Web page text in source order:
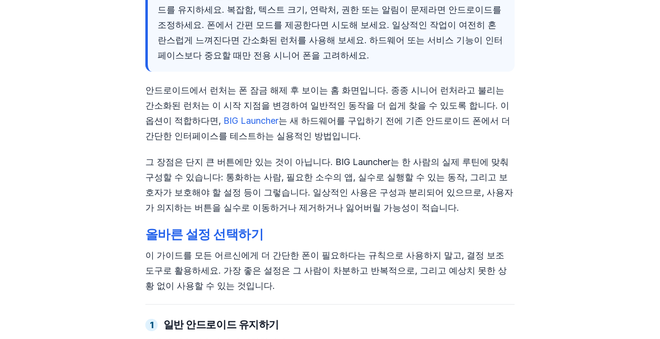
드를 유지하세요. 복잡함, 텍스트 크기, 연락처, 권한 또는 알림이 문제라면 안드로이드를
조정하세요. 폰에서 간편 모드를 제공한다면 시도해 보세요. 일상적인 작업이 여전히 혼
란스럽게 느껴진다면 간소화된 런처를 사용해 보세요. 하드웨어 또는 서비스 기능이 인터
페이스보다 중요할 때만 전용 시니어 폰을 고려하세요.
안드로이드에서 런처는 폰 잠금 해제 후 보이는 홈 화면입니다. 종종 시니어 런처라고 불리는
간소화된 런처는 이 시작 지점을 변경하여 일반적인 동작을 더 쉽게 찾을 수 있도록 합니다. 이
옵션이 적합하다면, BIG Launcher는 새 하드웨어를 구입하기 전에 기존 안드로이드 폰에서 더
간단한 인터페이스를 테스트하는 실용적인 방법입니다.
그 장점은 단지 큰 버튼에만 있는 것이 아닙니다. BIG Launcher는 한 사람의 실제 루틴에 맞춰
구성할 수 있습니다: 통화하는 사람, 필요한 소수의 앱, 실수로 실행할 수 있는 동작, 그리고 보
호자가 보호해야 할 설정 등이 그렇습니다. 일상적인 사용은 구성과 분리되어 있으므로, 사용자
가 의지하는 버튼을 실수로 이동하거나 제거하거나 잃어버릴 가능성이 적습니다.
올바른 설정 선택하기
이 가이드를 모든 어르신에게 더 간단한 폰이 필요하다는 규칙으로 사용하지 말고, 결정 보조
도구로 활용하세요. 가장 좋은 설정은 그 사람이 차분하고 반복적으로, 그리고 예상치 못한 상
황 없이 사용할 수 있는 것입니다.
1 일반 안드로이드 유지하기